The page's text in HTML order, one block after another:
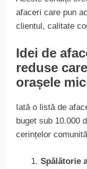
afaceri care pun
clientul, calitate
Idei de
reduse
orașele
Iată o listă de
buget sub 10.000
cerințelor
Spălătorie